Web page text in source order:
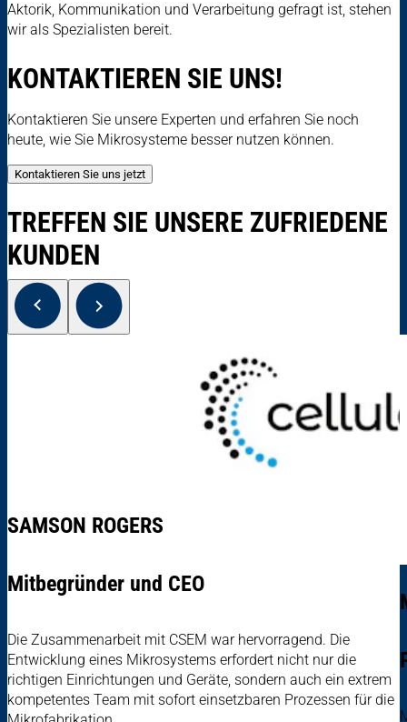
Aktorik, Kommunikation und Verarbeitung gefragt ist, stehen
wir als Spezialisten bereit.
KONTAKTIEREN SIE UNS!
Kontaktieren Sie unsere Experten und erfahren Sie noch
heute, wie Sie Mikrosysteme besser nutzen können.
Kontaktieren Sie uns jetzt
TREFFEN SIE UNSERE ZUFRIEDENE
KUNDEN
SAMSON ROGERS
Mitbegründer und CEO
Die Zusammenarbeit mit CSEM war hervorragend. Die
Entwicklung eines Mikrosystems erfordert nicht nur die
richtigen Einrichtungen und Geräte, sondern auch ein extrem
kompetentes Team mit sofort einsetzbaren Prozessen für die